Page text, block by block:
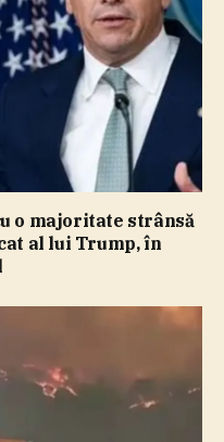
o majoritate strânsă
al lui Trump, în